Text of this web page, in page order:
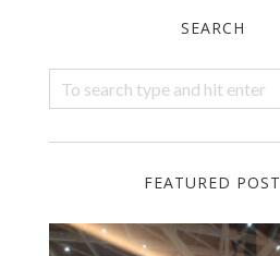
SEARCH
FEATURED POST